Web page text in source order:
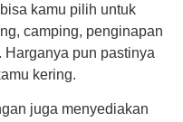
kamu pilih untuk
camping, penginapan
pun pastinya
kering.
juga menyediakan